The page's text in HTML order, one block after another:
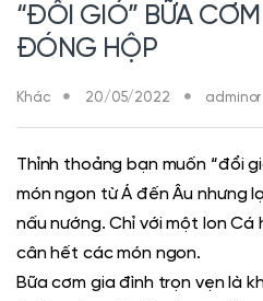
“ĐỔI GIÓ” BỮA
ĐÓNG HỘP
Khác 20/05/2022 adminor
Thỉnh thoảng bạn muốn “đổi
món ngon từ Á đến Âu nhưng
nấu nướng. Chỉ với một lonCá
cân hết các món ngon.
Bữa cơm gia đình trọn vẹn là